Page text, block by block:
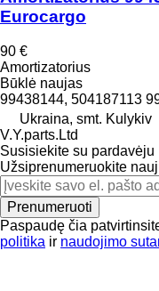
Eurocargo
90 €
Amortizatorius
Būklė naujas
99438144, 504187113
Ukraina, smt. Kulykiv
V.Y.parts.Ltd
Susisiekite su pardavėju
Užsiprenumeruokite
Prenumeruoti
Paspaudę čia
politika ir naudojimo